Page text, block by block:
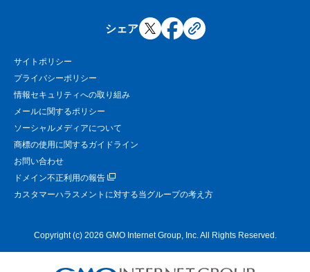
シェア
サイトポリシー
プライバシーポリシー
情報セキュリティへの取り組み
メールに関するポリシー
ソーシャルメディアについて
商標の使用に関するガイドライン
お問い合わせ
ドメイン不正利用の報告
カスタマーハラスメントに対する当グループの考え方
Copyright (c) 2026 GMO Internet Group, Inc. All Rights Reserved.